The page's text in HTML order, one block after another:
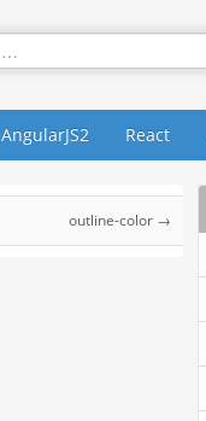
AngularJS2 React
outline-color →